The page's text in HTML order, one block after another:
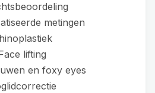
metingen
lifting
en foxy eyes